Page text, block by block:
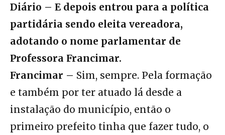
Diário – E depois entrou para a política
partidária sendo eleita vereadora,
adotando o nome parlamentar de
Professora Francimar.
Francimar – Sim, sempre. Pela formação
e também por ter atuado lá desde a
instalação do município, então o
primeiro prefeito tinha que fazer tudo, o